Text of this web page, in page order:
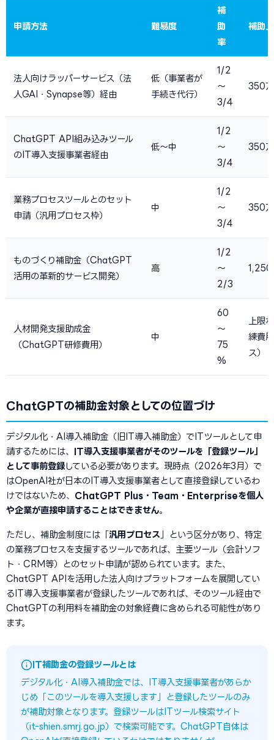
申請方法 難易度
補
助
率
補助
法人向けラッパーサービス（法
人GAI・Synapse等）経由
低（事業者が
手続き代行）
1/2
〜
3/4
350
ChatGPT API組み込みツール
のIT導入支援事業者経由
低〜中
1/2
〜
3/4
350
業務プロセスツールとのセット
申請（汎用プロセス枠）
中
1/2
〜
3/4
350
ものづくり補助金（ChatGPT
活用の革新的サービス開発）
高
1/2
〜
2/3
1,250
人材開発支援助成金
（ChatGPT研修費用）
中
60
〜
75
%
上限
練費
ス）
ChatGPTの補助金対象としての位置づけ
デジタル化・AI導入補助金（旧IT導入補助金）でITツールとして申
請するためには、
IT導入支援事業者がそのツールを「登録ツール」
として事前登録している必要があります。現時点（2026年3月）で
はOpenAI社が日本のIT導入支援事業者として直接登録しているわ
けではないため、 ChatGPT Plus・Team・Enterpriseを個人
や企業が直接申請することはできません。
ただし、補助金制度には「 汎用プロセス 」という区分があり、特定
の業務プロセスを支援するツールであれば、主要ツール（会計ソフ
ト・CRM等）とのセット申請が認められています。また、
ChatGPT APIを活用した法人向けプラットフォームを展開してい
るIT導入支援事業者が登録したツールであれば、そのツール経由で
ChatGPTの利用料を補助金の対象経費に含められる可能性があり
ます。
IT補助金の登録ツールとは
デジタル化・AI導入補助金では、IT導入支援事業者があらか
じめ「このツールを導入支援します」と登録したツールのみ
が補助対象となります。登録ツールはITツール検索サイト
（it-shien.smrj.go.jp）で検索可能です。ChatGPT自体は